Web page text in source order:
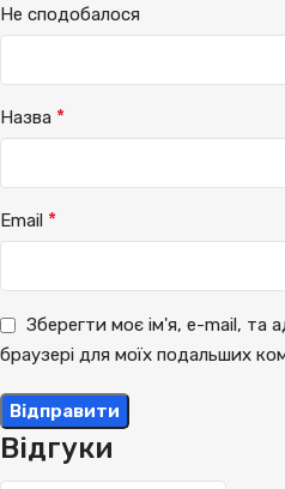
Відгуки
Не сподобалося
Назва *
Email *
Зберегти моє ім'я, e-mail, та
браузері для моїх подальших